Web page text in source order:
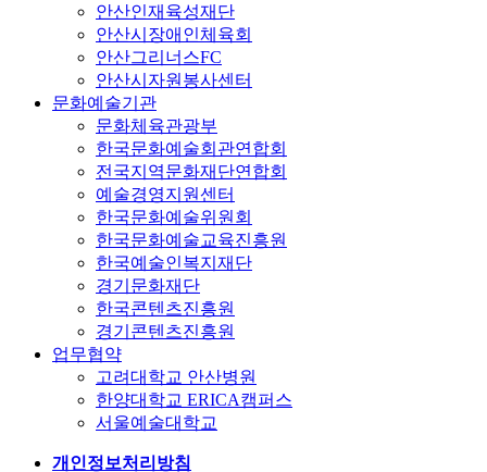
안산인재육성재단
안산시장애인체육회
안산그리너스FC
안산시자원봉사센터
문화예술기관
문화체육관광부
한국문화예술회관연합회
전국지역문화재단연합회
예술경영지원센터
한국문화예술위원회
한국문화예술교육진흥원
한국예술인복지재단
경기문화재단
한국콘텐츠진흥원
경기콘텐츠진흥원
업무협약
고려대학교 안산병원
한양대학교 ERICA캠퍼스
서울예술대학교
개인정보처리방침